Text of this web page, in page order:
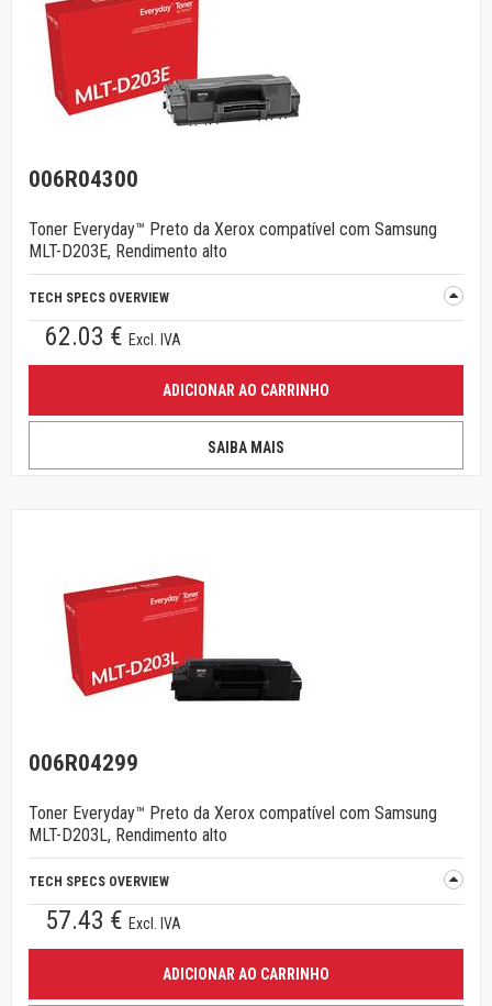
006R04300
Toner Everyday™ Preto da Xerox compatível com Samsung
MLT-D203E, Rendimento alto
TECH SPECS OVERVIEW
62.03 € Excl. IVA
ADICIONAR AO CARRINHO
SAIBA MAIS
006R04299
Toner Everyday™ Preto da Xerox compatível com Samsung
MLT-D203L, Rendimento alto
TECH SPECS OVERVIEW
57.43 € Excl. IVA
ADICIONAR AO CARRINHO